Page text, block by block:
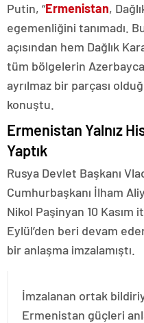
Putin, “Ermenistan,
egemenliğini tanımadı.
açısından hem Dağlık
tüm bölgelerin
ayrılmaz bir parçası
konuştu.
Ermenistan Yalnız
Yaptık
Rusya Devlet Başkanı
Cumhurbaşkanı İlham
Nikol Paşinyan 10 Kasım
Eylül’den beri devam
bir anlaşma imzalamıştı.
İmzalanan ortak
Ermenistan güçleri